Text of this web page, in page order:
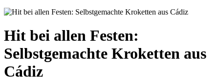
Hit bei allen Festen:
Selbstgemachte Kroketten aus
Cádiz